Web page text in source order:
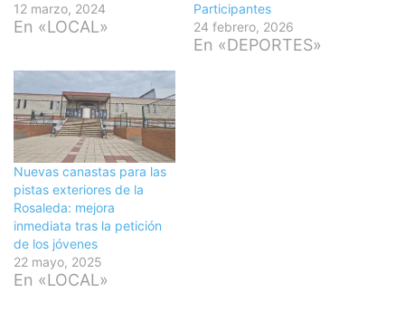
12 marzo, 2024
En «LOCAL»
Participantes
24 febrero, 2026
En «DEPORTES»
Nuevas canastas para las
pistas exteriores de la
Rosaleda: mejora
inmediata tras la petición
de los jóvenes
22 mayo, 2025
En «LOCAL»